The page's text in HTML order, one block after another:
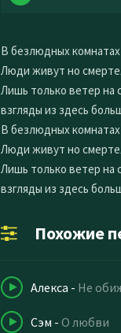
В безлюдных
Люди живут но
Лишь только ветер на
взгляды из здесь
В безлюдных
Люди живут но
Лишь только ветер на
взгляды из здесь
Похожие
Алекса - Не
Сэм - О любви